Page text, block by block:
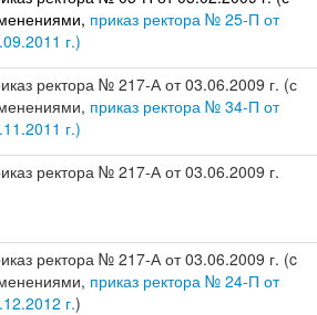
приказ ректора № 25-П от
г.)
ректора № 217-А от 03.06.2009 г. (с
приказ ректора № 34-П от
г.)
ректора № 217-А от 03.06.2009 г.
ректора № 217-А от 03.06.2009 г. (c
приказ ректора № 24-П от
г.)